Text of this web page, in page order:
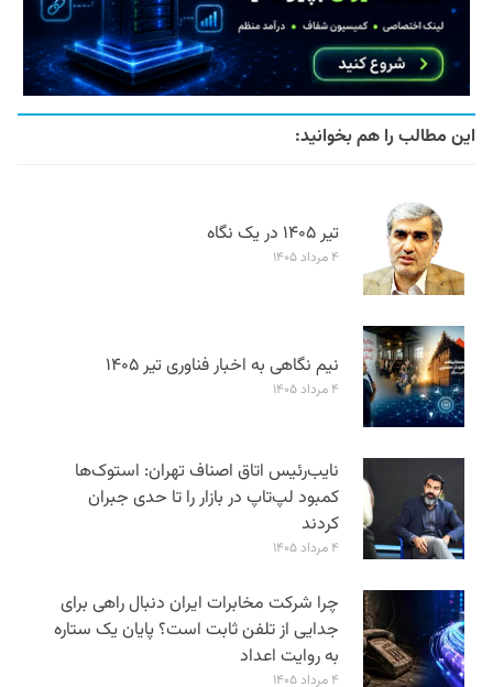
این مطالب را هم بخوانید:
تیر ۱۴۰۵ در یک نگاه
۴ مرداد ۱۴۰۵
نیم نگاهی به اخبار فناوری تیر ۱۴۰۵
۴ مرداد ۱۴۰۵
نایب‌رئیس اتاق اصناف تهران: استوک‌ها
کمبود لپ‌تاپ در بازار را تا حدی جبران
کردند
۴ مرداد ۱۴۰۵
چرا شرکت مخابرات ایران دنبال راهی برای
جدایی از تلفن ثابت است؟ پایان یک ستاره
به روایت اعداد
۴ مرداد ۱۴۰۵